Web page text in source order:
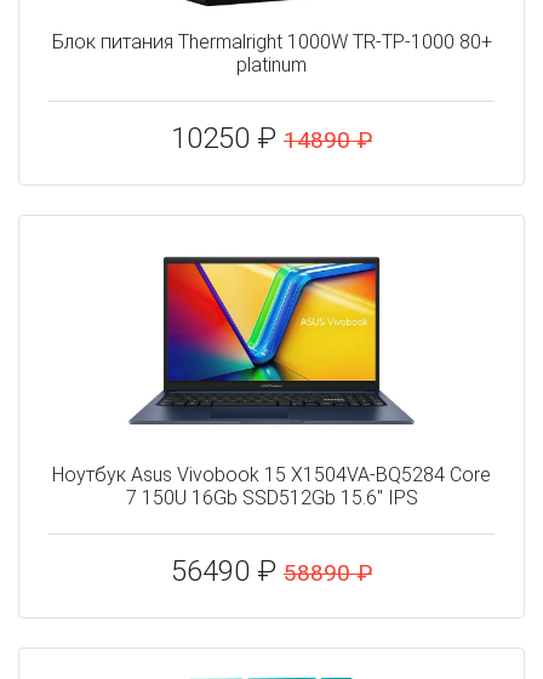
Блок питания Thermalright 1000W TR-TP-1000 80+
platinum
10250 ₽ 14890 ₽
Ноутбук Asus Vivobook 15 X1504VA-BQ5284 Core
7 150U 16Gb SSD512Gb 15.6" IPS
56490 ₽ 58890 ₽